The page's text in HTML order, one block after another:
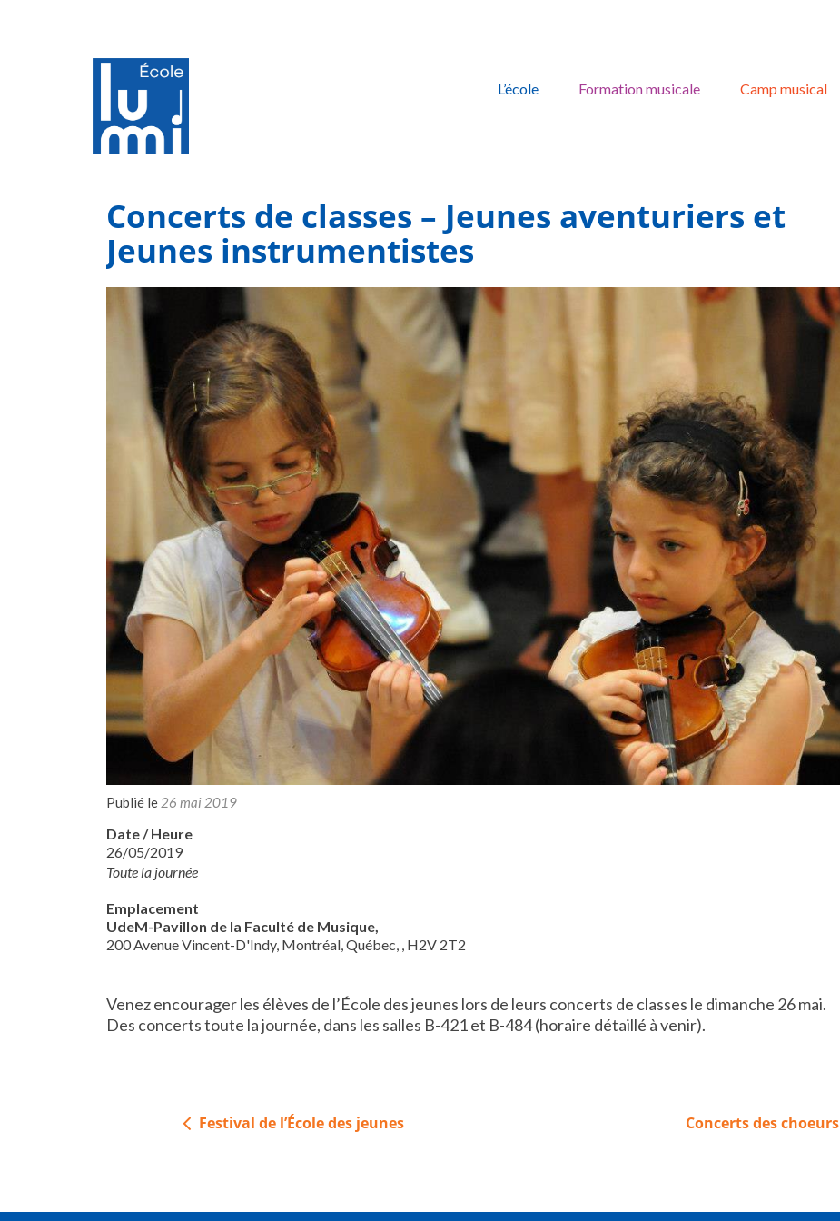
content
L’école Formation musicale Camp musical
Concerts de classes – Jeunes aventuriers et
Jeunes instrumentistes
Publié le 26 mai 2019
Date / Heure
26/05/2019
Toute la journée
Emplacement
UdeM-Pavillon de la Faculté de Musique,
200 Avenue Vincent-D'Indy, Montréal, Québec, , H2V 2T2
Venez encourager les élèves de l’École des jeunes lors de leurs concerts de classes le dimanche 26 mai.
Des concerts toute la journée, dans les salles B-421 et B-484 (horaire détaillé à venir).
NavigationFestival de l’École des jeunes Concerts des choeurs